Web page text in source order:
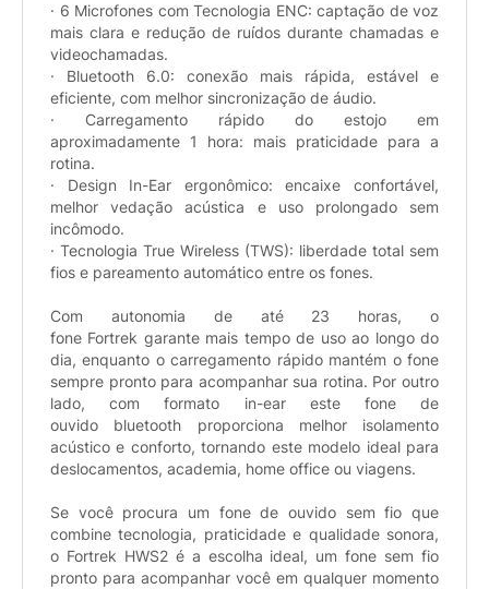
· 6 Microfones com Tecnologia ENC: captação de voz
mais clara e redução de ruídos durante chamadas e
videochamadas.
· Bluetooth 6.0: conexão mais rápida, estável e
eficiente, com melhor sincronização de áudio.
· Carregamento rápido do estojo em
aproximadamente 1 hora: mais praticidade para a
rotina.
· Design In-Ear ergonômico: encaixe confortável,
melhor vedação acústica e uso prolongado sem
incômodo.
· Tecnologia True Wireless (TWS): liberdade total sem
fios e pareamento automático entre os fones.
Com autonomia de até 23 horas, o
fone Fortrek garante mais tempo de uso ao longo do
dia, enquanto o carregamento rápido mantém o fone
sempre pronto para acompanhar sua rotina. Por outro
lado, com formato in-ear este fone de
ouvido bluetooth proporciona melhor isolamento
acústico e conforto, tornando este modelo ideal para
deslocamentos, academia, home office ou viagens.
Se você procura um fone de ouvido sem fio que
combine tecnologia, praticidade e qualidade sonora,
o Fortrek HWS2 é a escolha ideal, um fone sem fio
pronto para acompanhar você em qualquer momento